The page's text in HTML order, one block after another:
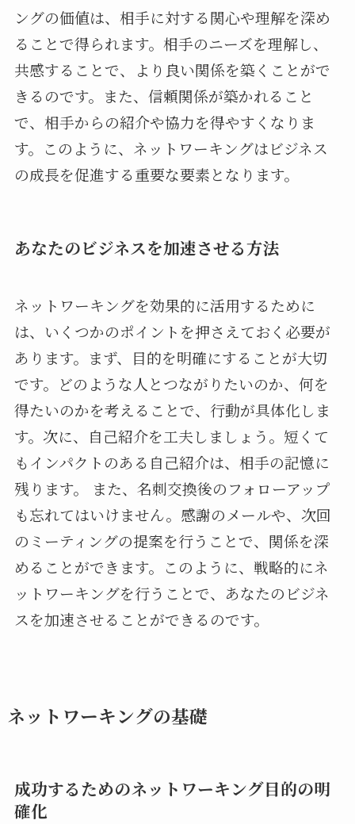
ングの価値は、相手に対する関心や理解を深め
ることで得られます。相手のニーズを理解し、
共感することで、より良い関係を築くことがで
きるのです。また、信頼関係が築かれること
で、相手からの紹介や協力を得やすくなりま
す。このように、ネットワーキングはビジネス
の成長を促進する重要な要素となります。
あなたのビジネスを加速させる方法
ネットワーキングを効果的に活用するために
は、いくつかのポイントを押さえておく必要が
あります。まず、目的を明確にすることが大切
です。どのような人とつながりたいのか、何を
得たいのかを考えることで、行動が具体化しま
す。次に、自己紹介を工夫しましょう。短くて
もインパクトのある自己紹介は、相手の記憶に
残ります。 また、名刺交換後のフォローアップ
も忘れてはいけません。感謝のメールや、次回
のミーティングの提案を行うことで、関係を深
めることができます。このように、戦略的にネ
ットワーキングを行うことで、あなたのビジネ
スを加速させることができるのです。
ネットワーキングの基礎
成功するためのネットワーキング目的の明
確化